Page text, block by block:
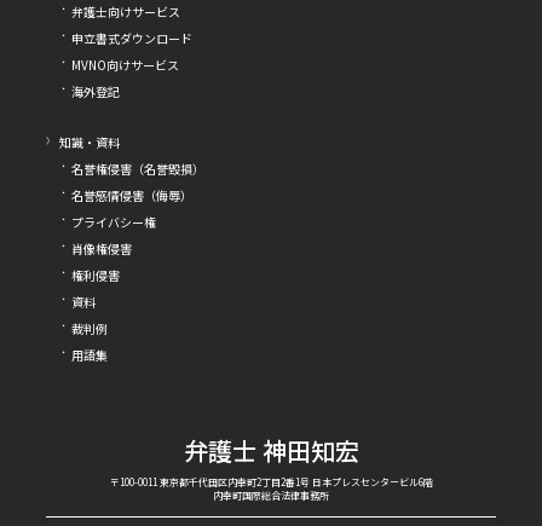
弁護士向けサービス
申立書式ダウンロード
MVNO向けサービス
海外登記
知識・資料
名誉権侵害（名誉毀損）
名誉感情侵害（侮辱）
プライバシー権
肖像権侵害
権利侵害
資料
裁判例
用語集
弁護士 神田知宏
〒100-0011 東京都千代田区内幸町2丁目2番1号 日本プレスセンタービル6階
内幸町国際総合法律事務所